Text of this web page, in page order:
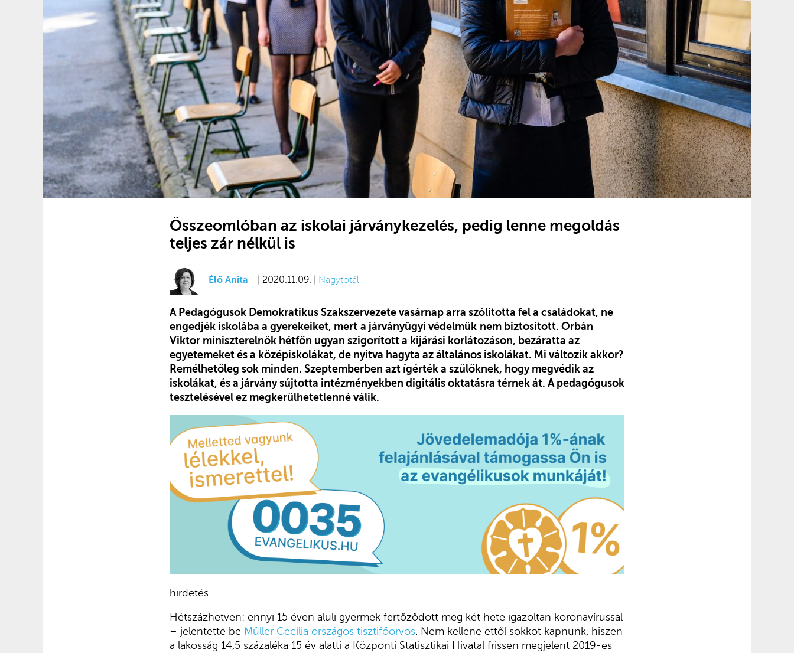
Összeomlóban az iskolai járványkezelés, pedig lenne megoldás
teljes zár nélkül is
Élő Anita | 2020.11.09. | Nagytotál
A Pedagógusok Demokratikus Szakszervezete vasárnap arra szólította fel a családokat, ne
engedjék iskolába a gyerekeiket, mert a járványügyi védelmük nem biztosított. Orbán
Viktor miniszterelnök hétfőn ugyan szigorított a kijárási korlátozáson, bezáratta az
egyetemeket és a középiskolákat, de nyitva hagyta az általános iskolákat. Mi változik akkor?
Remélhetőleg sok minden. Szeptemberben azt ígérték a szülőknek, hogy megvédik az
iskolákat, és a járvány sújtotta intézményekben digitális oktatásra térnek át. A pedagógusok
tesztelésével ez megkerülhetetlenné válik.
hirdetés
Hétszázhetven: ennyi 15 éven aluli gyermek fertőződött meg két hete igazoltan koronavírussal
– jelentette be Müller Cecília országos tisztifőorvos. Nem kellene ettől sokkot kapnunk, hiszen
a lakosság 14,5 százaléka 15 év alatti a Központi Statisztikai Hivatal frissen megjelent 2019-es